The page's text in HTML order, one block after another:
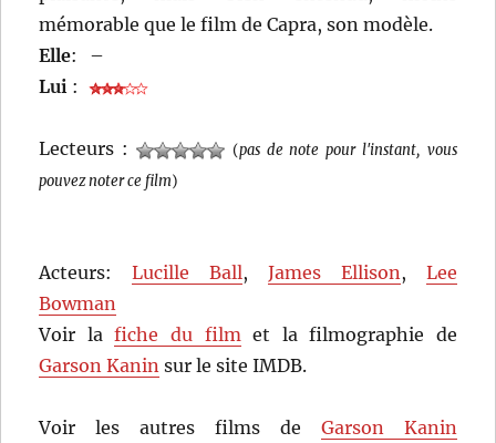
mémorable que le film de Capra, son modèle.
Elle:
–
Lui :
Lecteurs : (pas de note pour l'instant, vous
pouvez noter ce film)
Acteurs:Lucille Ball, James Ellison, Lee
Bowman
Voir lafiche du filmet la filmographie de
Garson Kanin sur le site IMDB.
Voir les autres films de Garson Kanin